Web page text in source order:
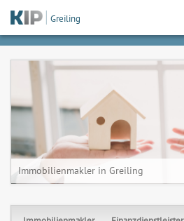
Greiling
Immobilienmakler in Greiling